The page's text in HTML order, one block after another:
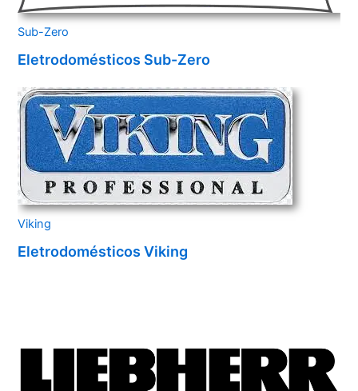
Sub-Zero
Eletrodomésticos Sub-Zero
Viking
Eletrodomésticos Viking